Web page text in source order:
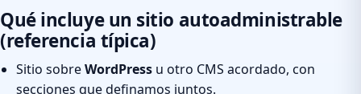
Qué incluye un sitio autoadministrable
(referencia típica)
Sitio sobreWordPress u otro CMS acordado, con
secciones que definamos juntos.